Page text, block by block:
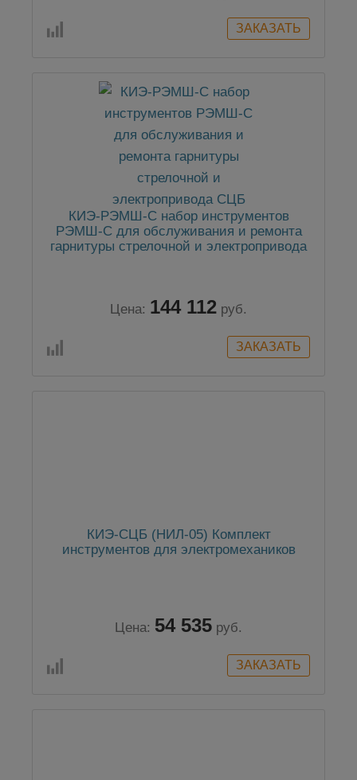
КИЭ-РЭМШ-С набор инструментов
РЭМШ-С для обслуживания и ремонта
гарнитуры стрелочной и электропривода
Цена: 144 112 руб.
КИЭ-СЦБ (НИЛ-05) Комплект
инструментов для электромехаников
Цена: 54 535 руб.